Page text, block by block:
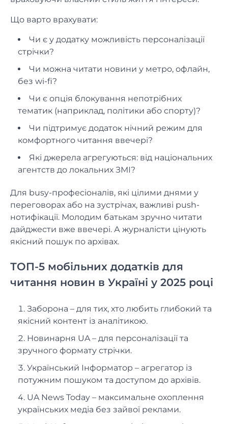
Що варто врахувати:
Чи є у додатку можливість персоналізації
стрічки?
Чи можна читати новини у метро, офлайн,
без wi-fi?
Чи є опція блокування непотрібних
тематик (наприклад, політики або спорту)?
Чи підтримує додаток нічний режим для
комфортного читання ввечері?
Які джерела агрегуються: від національних
агентств до локальних ЗМІ?
Для busy-професіоналів, які цілими днями у
переговорах або на зустрічах, важливі push-
нотифікації. Молодим батькам зручно читати
дайджести вже ввечері. А журналісти цінують
якісний пошук по архівах.
ТОП-5 мобільних додатків для
читання новин в Україні у 2025 році
Заборона – для тих, хто любить глибокий та
якісний контент із аналітикою.
Новинарня UA – для персоналізації та
зручного формату стрічки.
Український Інформатор – агрегатор із
потужним пошуком та доступом до архівів.
UA News Today – максимальне охоплення
українських медіа без зайвої реклами.